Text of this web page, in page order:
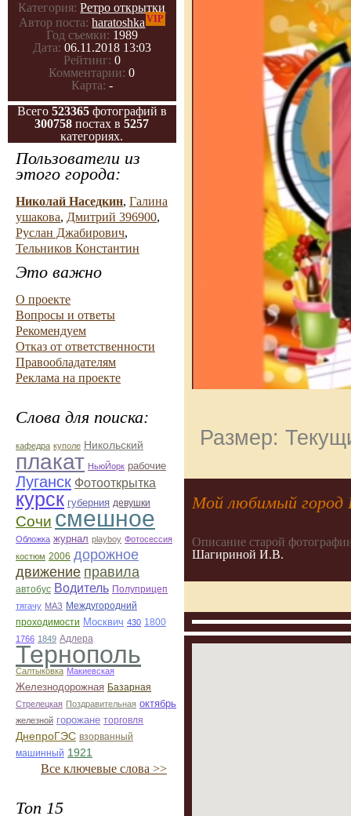
Категория: Ретро открытки
Автор поста: haratoshka VIP
Год съемки: 1989
Дата: 06.11.2018 13:03
Рейтинг: 0
Комментарии: 0
Карта: -
Всего 523365 фотографий в
300758 постах в5257
категориях.
Пользователи из
этого города:
Николай Наседкин, Галина
ушакова, Дмитрий 396900,
Руслан Джабирович,
Тельников Константин
Это важно
О проекте
Вопросы и ответы
Рекомендуем
Отказ от ответственности
Правообладателям
Реклама на проекте
Слова для поиска:
кафедра куполе Никольский
плакат НьюЙорк рабочие
Луганск Фотооткрытка
курск губерния девушки
Сочи смешное
Обложка журнал playboy Фотосессия
костюм 2006 дорожное
движение правила
автобус Водитель Полуприцеп
тягачу МАЗ Междугородний
проходимости Москвич 430 1800
1766 1849 Адлера
Тернополь
Салтыковка Макиевская
Железнодорожная Базарная
Стрелецкая Поздравительная октябрь
железной горожане торговля
ДнепроГЭС взорванный
машинный 1921
Все ключевые слова >>
Топ 15
Размер:
Мой любимый город
Описание старой
Шагириной И.В.